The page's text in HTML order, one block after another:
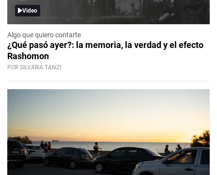
Video
Algo que quiero contarte
¿Qué pasó ayer?: la memoria, la verdad y el efecto
Rashomon
POR SILVANA TANZI